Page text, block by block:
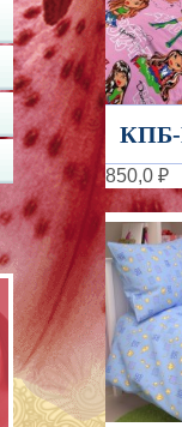
КПБ-
850,0 ₽